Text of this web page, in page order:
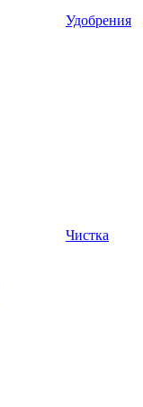
Удобрения
Чистка